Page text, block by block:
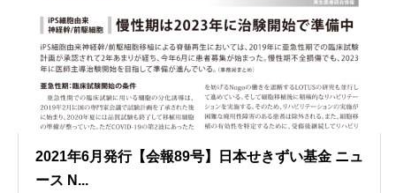
2021年6月発行【会報89号】日本せきずい基金 ニュ
ース N...